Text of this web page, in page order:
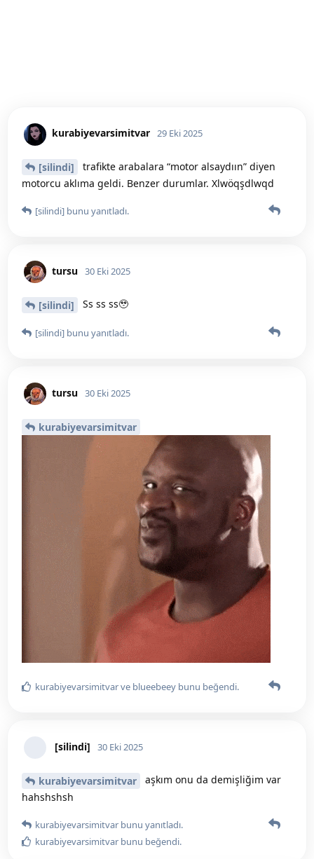
kurabiyevarsimitvar 29 Eki 2025
[silindi]
trafikte arabalara “motor alsaydıın” diyen
motorcu aklıma geldi. Benzer durumlar. Xlwöqşdlwqd
[silindi] bunu yanıtladı.
tursu 30 Eki 2025
[silindi] Ss ss ss🥹
[silindi] bunu yanıtladı.
tursu 30 Eki 2025
kurabiyevarsimitvar
kurabiyevarsimitvarve blueebeey bunu beğendi.
[silindi] 30 Eki 2025
kurabiyevarsimitvar
aşkım onu da demişliğim var
hahshshsh
kurabiyevarsimitvar bunu yanıtladı.
kurabiyevarsimitvar bunu beğendi.